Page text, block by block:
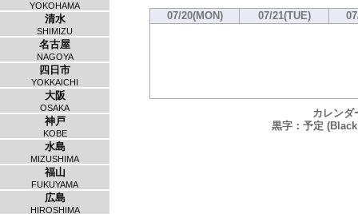
YOKOHAMA
清水
SHIMIZU
名古屋
NAGOYA
四日市
YOKKAICHI
大阪
OSAKA
神戸
KOBE
水島
MIZUSHIMA
福山
FUKUYAMA
広島
HIROSHIMA
07/20(MON) 07/21(TUE)
カレンダ
黒字：予定